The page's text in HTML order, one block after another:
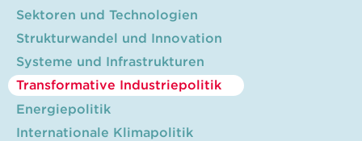
Sektoren und Technologien
Strukturwandel und Innovation
Systeme und Infrastrukturen
Transformative Industriepolitik
Energiepolitik
Internationale Klimapolitik